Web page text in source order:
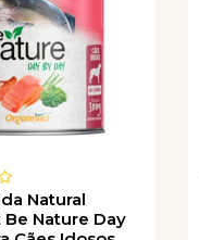
Natural
Nature Day